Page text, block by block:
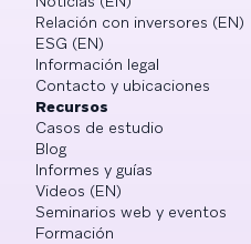
Relación con inversores (EN)
ESG (EN)
Información legal
Contacto y ubicaciones
Recursos
Casos de estudio
Blog
Informes y guías
Videos (EN)
Seminarios web y eventos
Formación